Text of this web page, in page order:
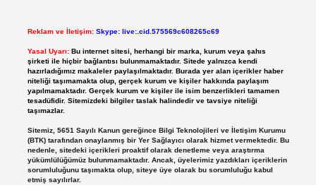
Reklam ve İletişim: Skype: live:.cid.575569c608265c69
Yasal Uyarı: Bu internet sitesi, herhangi bir marka, kurum veya şahıs
şirketi ile hiçbir bağlantısı bulunmamaktadır. Sitede yalnızca kendi
hazırladığımız makaleler paylaşılmaktadır. Burada yer alan içerikler haber
niteliği taşımamakta olup, gerçek kurum ve kişiler hakkında paylaşım
yapılmamaktadır. Gerçek kurum ve kişiler ile isim benzerlikleri tamamen
tesadüfidir. Sitemizdeki bilgiler taslak halindedir ve tavsiye niteliği
taşımazlar.
Sitemiz, 5651 Sayılı Kanun gereğince Bilgi Teknolojileri ve İletişim Kurumu
(BTK) tarafından onaylanmış bir Yer Sağlayıcı olarak hizmet vermektedir. Bu
nedenle, sitedeki içerikleri proaktif olarak denetleme veya araştırma
yükümlülüğümüz bulunmamaktadır. Ancak, üyelerimiz yazdıkları içeriklerin
sorumluluğunu taşımakta olup, siteye üye olarak bu sorumluluğu kabul
etmiş sayılırlar.